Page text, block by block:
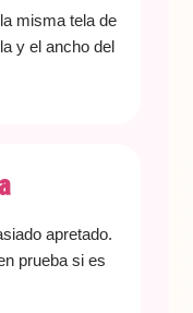
misma tela de
y el ancho del
apretado.
prueba si es